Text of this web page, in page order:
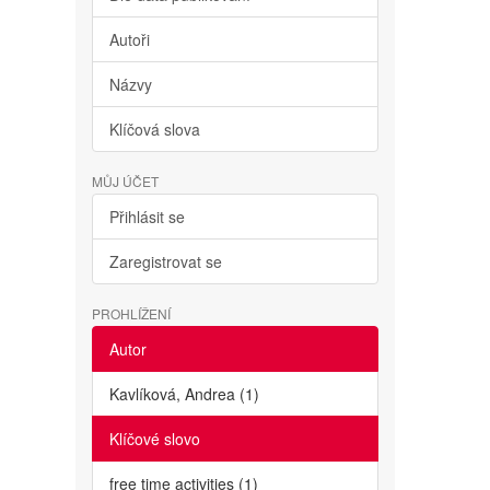
Autoři
Názvy
Klíčová slova
MŮJ ÚČET
Přihlásit se
Zaregistrovat se
PROHLÍŽENÍ
Autor
Kavlíková, Andrea (1)
Klíčové slovo
free time activities (1)